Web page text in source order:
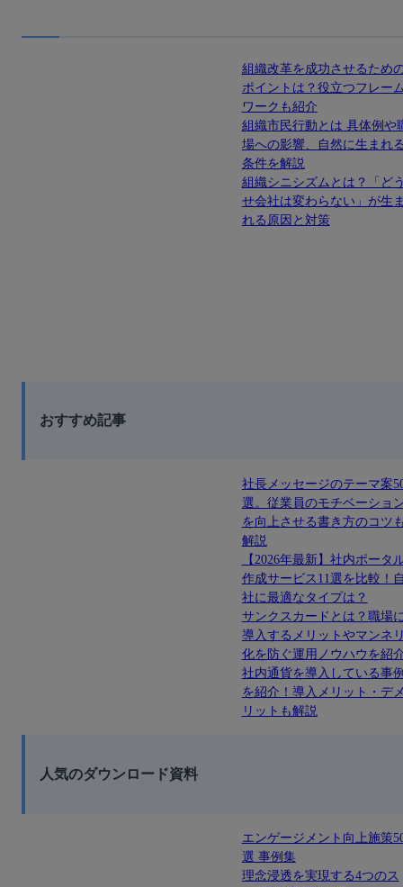
組織改革を成功させるため
ポイントは？役立つフレー
ワークも紹介
組織市民行動とは 具体例や
場への影響、自然に生まれ
条件を解説
組織シニシズムとは？「ど
せ会社は変わらない」が生
れる原因と対策
おすすめ記事
社長メッセージのテーマ案
選。従業員のモチベーショ
を向上させる書き方のコツ
解説
【2026年最新】社内ポータ
作成サービス11選を比較！
社に最適なタイプは？
サンクスカードとは？職場
導入するメリットやマンネ
化を防ぐ運用ノウハウを紹
社内通貨を導入している事
を紹介！導入メリット・デ
リットも解説
人気のダウンロード資料
エンゲージメント向上施策
選 事例集
理念浸透を実現する4つのス